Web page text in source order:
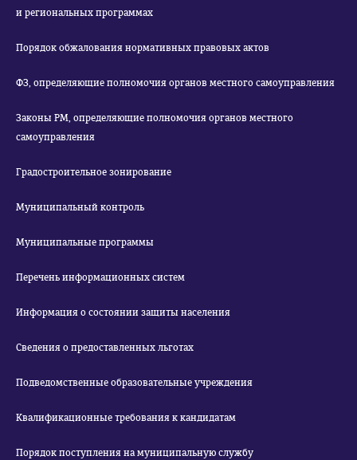
и региональных программах
Порядок обжалования нормативных правовых актов
ФЗ, определяющие полномочия органов местного самоуправления
Законы РМ, определяющие полномочия органов местного
самоуправления
Градостроительное зонирование
Муниципальный контроль
Муниципальные программы
Перечень информационных систем
Информация о состоянии защиты населения
Сведения о предоставленных льготах
Подведомственные образовательные учреждения
Квалификационные требования к кандидатам
Порядок поступления на муниципальную службу